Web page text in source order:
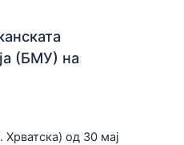
(БМУ) на
од 30 мај